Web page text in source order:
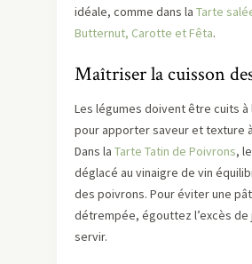
idéale, comme dans la Tarte
Butternut, Carotte et Fêta.
Maîtriser la cuisson
Les légumes doivent être cuits
pour apporter saveur et texture
Dans la Tarte Tatin de Poivrons,
déglacé au vinaigre de vin
des poivrons. Pour éviter une
détrempée, égouttez l’excès de
servir.